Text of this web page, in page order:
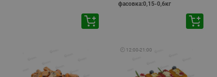
фасовка:0,15-0,6кг
🕘 12:00-21:00